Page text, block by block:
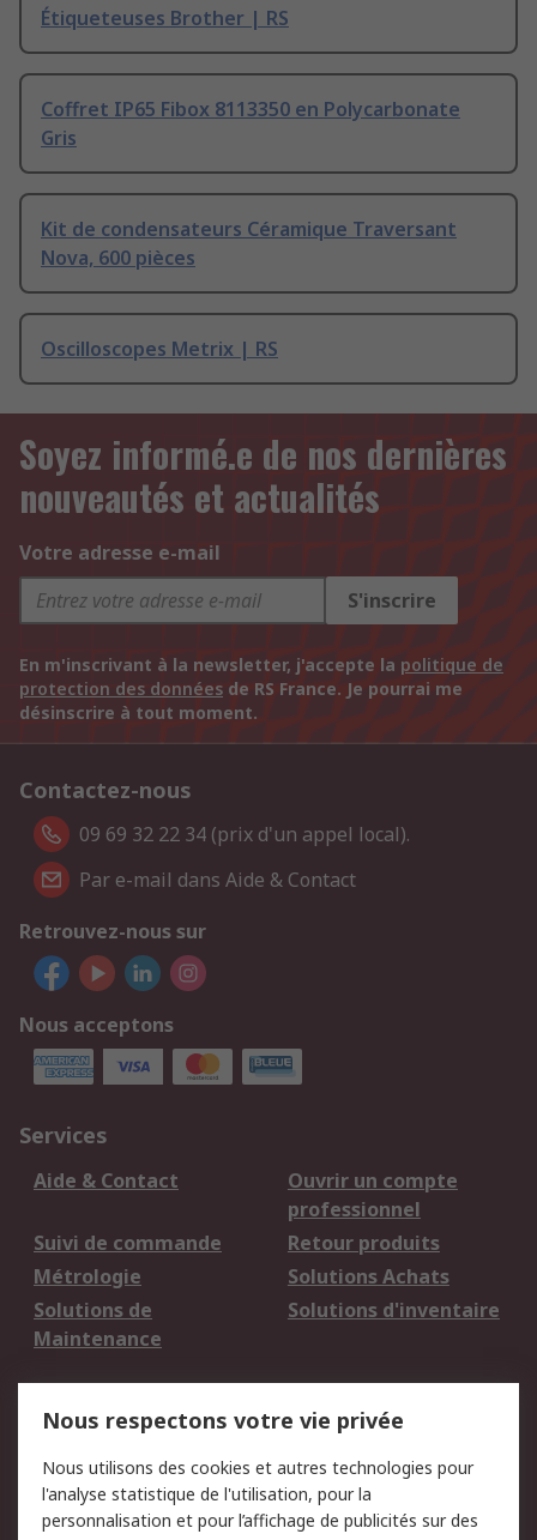
Étiqueteuses Brother | RS
Coffret IP65 Fibox 8113350 en Polycarbonate
Gris
Kit de condensateurs Céramique Traversant
Nova, 600 pièces
Oscilloscopes Metrix | RS
Soyez informé.e de nos dernières
nouveautés et actualités
Votre adresse e-mail
S'inscrire
En m'inscrivant à la newsletter, j'accepte la politique de
protection des données de RS France. Je pourrai me
désinscrire à tout moment.
Contactez-nous
09 69 32 22 34 (prix d'un appel local).
Par e-mail dans Aide & Contact
Retrouvez-nous sur
Nous acceptons
Services
Aide & Contact
Ouvrir un compte
professionnel
Suivi de commande
Retour produits
Métrologie
Solutions Achats
Solutions de
Maintenance
Solutions d'inventaire
du site
Politique de protection
Sécurité des E-mails
Nous respectons votre vie privée
Nous utilisons des cookies et autres technologies pour
l'analyse statistique de l'utilisation, pour la
personnalisation et pour l’affichage de publicités sur des